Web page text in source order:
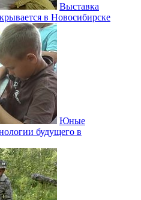
Выставка
в Новосибирске
Юные
будущего в